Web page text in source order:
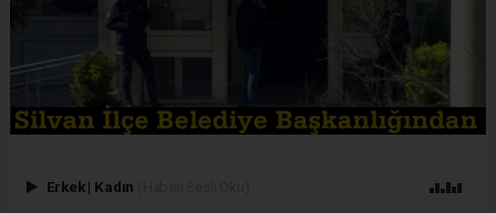
Erkek | Kadın